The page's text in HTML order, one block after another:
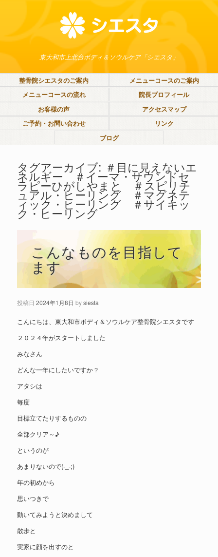
東大和市上北台ボディ＆ソウルケア「シエスタ」
整骨院シエスタのご案内
メニューコースのご案内
メニューコースの流れ
院長プロフィール
お客様の声
アクセスマップ
ご予約・お問い合わせ
リンク
ブログ
タグアーカイブ: ＃目に見えないエ
ネルギー ＃イーマ・サウンドセ
ラピーひがしやまと ＃スピリチ
ュアル・ヒーリング ＃マグネテ
ィック・ヒーリング ＃サイキッ
ク・ヒーリング
こんなものを目指して
ます
投稿日 2024年1月8日 bysiesta
こんにちは、東大和市ボディ＆ソウルケア整骨院シエスタです
２０２４年がスタートしました
みなさん
どんな一年にしたいですか？
アタシは
毎度
目標立てたりするものの
全部クリア～♪
というのが
あまりないので(-_-;)
年の初めから
思いつきで
動いてみようと決めまして
散歩と
実家に顔を出すのと